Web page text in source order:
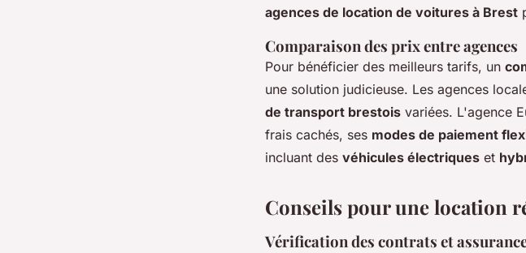
agences de location de voitures à Brest
Comparaison des prix entre agences
Pour bénéficier des meilleurs tarifs, un
une solution judicieuse. Les agences
de transport brestois variées. L'agence
frais cachés, ses modes de paiement
incluant des véhicules électriques et
Conseils pour une location
Vérification des contrats et